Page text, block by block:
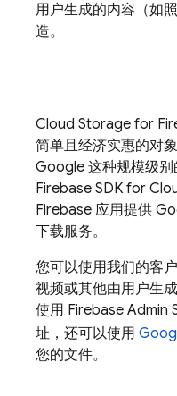
用户生成的内容（如
造。
Cloud Storage for
简单且经济实惠的对
Google 这种规模级别
Firebase SDK for
Firebase 应用提供
下载服务。
您可以使用我们的客
视频或其他由用户生
使用 Firebase Admin
址，还可以使用
您的文件。